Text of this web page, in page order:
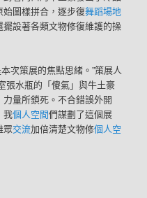
圖樣拼合，逐步復舞蹈場地
設著各類文物修復維護的操
次策展的焦點思緒。”策展人
張水瓶的「傻氣」與牛土豪
量所鎖死。不合錯誤外開
我個人空間們謀劃了這個展
眾交流加倍清楚文物修個人空